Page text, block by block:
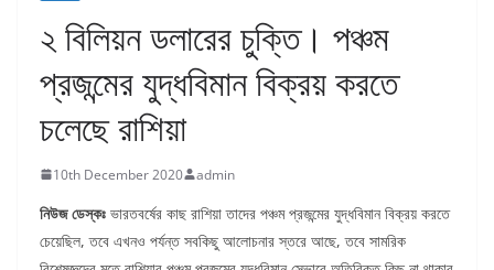
২ বিলিয়ন ডলারের চুক্তি। পঞ্চম
প্রজন্মের যুদ্ধবিমান বিক্রয় করতে
চলেছে রাশিয়া
10th December 2020 admin
নিউজ ডেস্কঃ ভারতবর্ষের কাছ রাশিয়া তাদের পঞ্চম প্রজন্মের যুদ্ধবিমান বিক্রয় করতে
চেয়েছিল, তবে এখনও পর্যন্ত সবকিছু আলোচনার স্তরে আছে, তবে সামরিক